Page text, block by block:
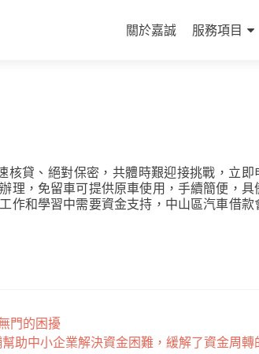
to
關於嘉誠 服務項目
核貸、絕對保密，共體時艱迎接挑戰，立即
理，免留車可提供原車使用，手續簡便，具
作和學習中需要資金支持，中山區汽車借款
門的困擾
助中小企業解決資金困難，緩解了資金周轉